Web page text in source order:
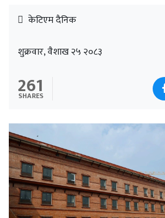
केटिएम दैनिक
शुक्रवार, वैशाख २५ २०८३
261
SHARES